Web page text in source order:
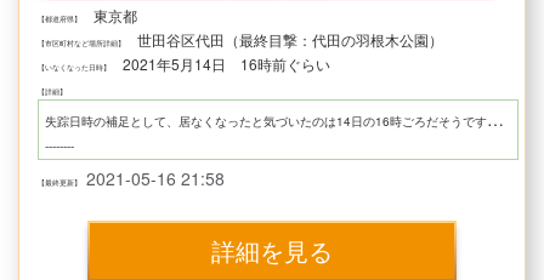
【都道府県】 東京都
【市区町村など場所詳細】 世田谷区代田（最終目撃：代田の羽根木公園）
【いなくなった日時】 2021年5月14日 16時前ぐらい
【詳細】
失
踪日時の補足として、居なくなったと気づいたのは14日の16時ごろだそうです本件、
--------
【ハピわん！による代理投稿】
https://twitter.com/hapiwanjp
【最終更新】 2021-05-16 21:58
詳細を見る